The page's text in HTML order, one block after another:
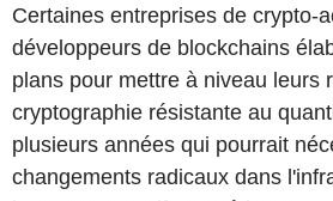
Certaines entreprises de crypto-
développeurs de blockchains
plans pour mettre à niveau leurs
cryptographie résistante au
plusieurs années qui pourrait
changements radicaux dans